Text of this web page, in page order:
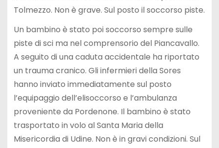
Tolmezzo. Non è grave. Sul posto il soccorso piste.
Un bambino è stato poi soccorso sempre sulle
piste di sci ma nel comprensorio del Piancavallo.
A seguito di una caduta accidentale ha riportato
un trauma cranico. Gli infermieri della Sores
hanno inviato immediatamente sul posto
l’equipaggio dell’elisoccorso e l’ambulanza
proveniente da Pordenone. Il bambino è stato
trasportato in volo al Santa Maria della
Misericordia di Udine. Non è in gravi condizioni. Sul